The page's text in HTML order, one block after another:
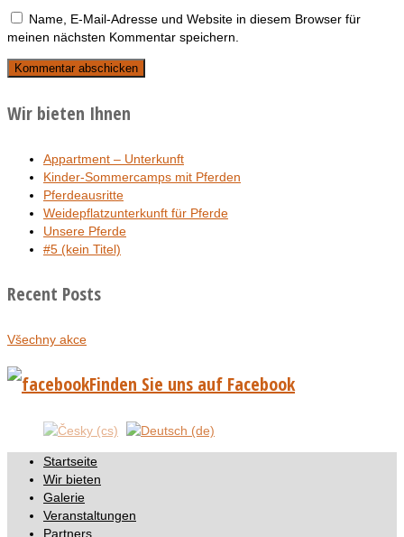
Name, E-Mail-Adresse und Website in diesem Browser für
meinen nächsten Kommentar speichern.
Wir bieten Ihnen
Appartment – Unterkunft
Kinder-Sommercamps mit Pferden
Pferdeausritte
Weidepflatzunterkunft für Pferde
Unsere Pferde
#5 (kein Titel)
Recent Posts
Všechny akce
Finden Sie uns auf Facebook
Startseite
Wir bieten
Galerie
Veranstaltungen
Partners